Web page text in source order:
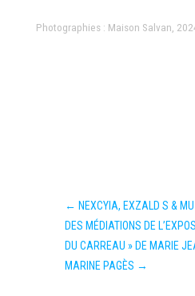
Photographies : Maison Salvan,
← NEXCYIA, EXZALD S &
​DES MÉDIATIONS DE
DU CARREAU » DE MARIE
MARINE PAGÈS →